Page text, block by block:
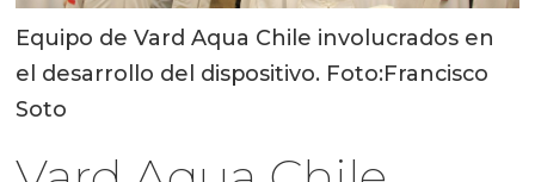
Equipo de Vard Aqua Chile involucrados en
el desarrollo del dispositivo. Foto:Francisco
Soto